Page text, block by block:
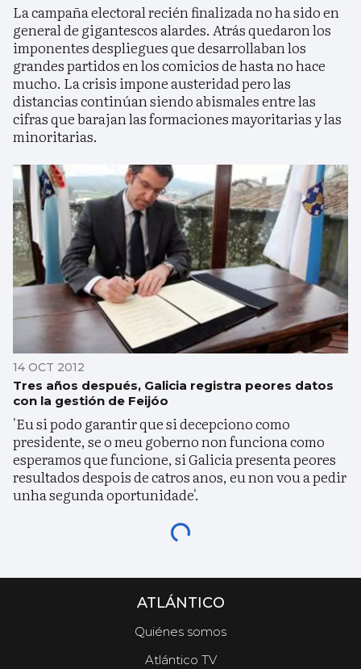
La campaña electoral recién finalizada no ha sido en
general de gigantescos alardes. Atrás quedaron los
imponentes despliegues que desarrollaban los
grandes partidos en los comicios de hasta no hace
mucho. La crisis impone austeridad pero las
distancias continúan siendo abismales entre las
cifras que barajan las formaciones mayoritarias y las
minoritarias.
14 OCT 2012
Tres años después, Galicia registra peores datos
con la gestión de Feijóo
'Eu si podo garantir que si decepciono como
presidente, se o meu goberno non funciona como
esperamos que funcione, si Galicia presenta peores
resultados despois de catros anos, eu non vou a pedir
unha segunda oportunidade'.
ATLÁNTICO
Quiénes somos
Atlántico TV